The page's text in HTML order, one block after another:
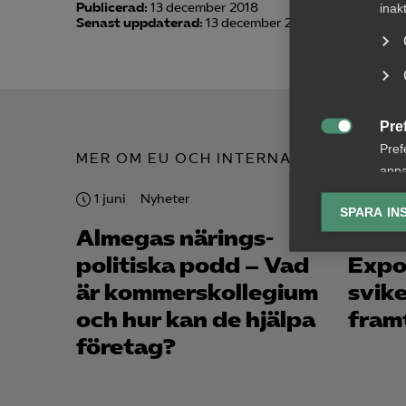

SPARA
Publicerad: 13 december 2018
Senast uppdaterad: 13 december 2018
MER OM EU OCH INTERNATIONELLT
1 juni Nyheter
Almegas närings­
politiska podd – Vad
är kommerskollegium
och hur kan de hjälpa
företag?